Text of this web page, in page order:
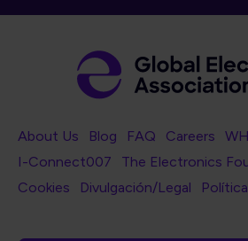
Footer Navigation
About Us Blog FAQ Careers
I-Connect007
The Electronics
Footer Bottom Navigation
Cookies Divulgación/Legal